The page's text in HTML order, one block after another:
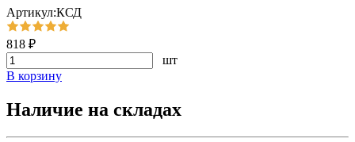
Артикул:КСД
818 ₽
шт
В корзину
Наличие на складах